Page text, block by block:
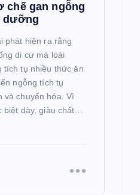
chế gan ngỗng
dưỡng
phát hiện ra rằng
di cư mà loài
tích tụ nhiều thức ăn
ngỗng tích tụ
và chuyển hóa. Vì
biệt dày, giàu chất…